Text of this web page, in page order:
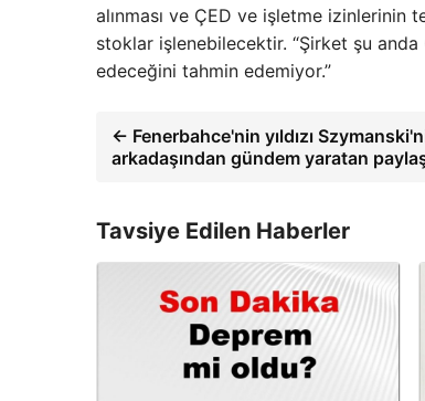
alınması ve ÇED ve işletme izinlerinin
stoklar işlenebilecektir. “Şirket şu
edeceğini tahmin edemiyor.”
← Fenerbahce'nin yıldızı
arkadaşından gündem yaratan
Tavsiye Edilen Haberler